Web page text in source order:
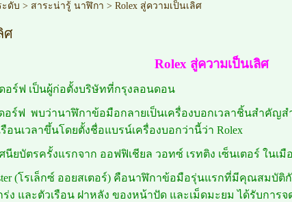
ะดับ > สาระน่ารู้ นาฬิกา > Rolex สู่ความเป็นเลิศ
ศ
Rolex สู่ความเป็นเลิศ
อร์ฟ เป็นผู้ก่อตั้งบริษัทที่กรุงลอนดอน
ดอร์ฟ พบว่านาฬิกาข้อมือกลายเป็นเครื่องบอกเวลาชิ้นสำคัญ
รือนเวลาขึ้นโดยตั้งชื่อแบรน์เครื่องบอกว่านี้ว่า Rolex
นียบัตรครั้งแรกจาก ออฟฟิเชียล วอทซ์ เรทติง เซ็นเตอร์ ในเมื
(โรเล็กซ์ ออยสเตอร์) คือนาฬิกาข้อมือรุ่นแรกที่มีคุณสมบั
ง และตัวเรือน ฝาหลัง ของหน้าปัด และเม็ดมะยม ได้รับกา